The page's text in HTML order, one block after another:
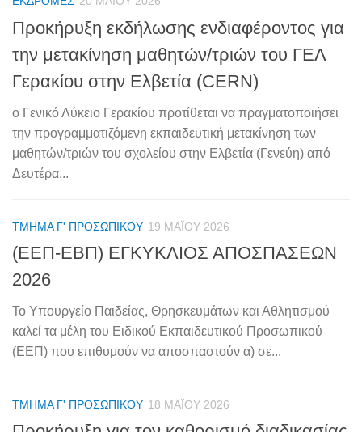
Προκήρυξη εκδήλωσης ενδιαφέροντος για
την μετακίνηση μαθητών/τριών του ΓΕΛ
Γερακίου στην Ελβετία (CERN)
ο Γενικό Λύκειο Γερακίου προτίθεται να πραγματοποιήσει
την προγραμματιζόμενη εκπαιδευτική μετακίνηση των
μαθητών/τριών του σχολείου στην Ελβετία (Γενεύη) από
Δευτέρα...
ΤΜΉΜΑ Γ' ΠΡΟΣΩΠΙΚΟΎ 19 ΜΑΪ́ΟΥ 2026
(ΕΕΠ-ΕΒΠ) ΕΓΚΥΚΛΙΟΣ ΑΠΟΣΠΑΣΕΩΝ
2026
Το Υπουργείo Παιδείας, Θρησκευμάτων και Αθλητισμού
καλεί τα μέλη του Ειδικού Εκπαιδευτικού Προσωπικού
(ΕΕΠ) που επιθυμούν να αποσπαστούν α) σε...
ΤΜΉΜΑ Γ' ΠΡΟΣΩΠΙΚΟΎ 18 ΜΑΪ́ΟΥ 2026